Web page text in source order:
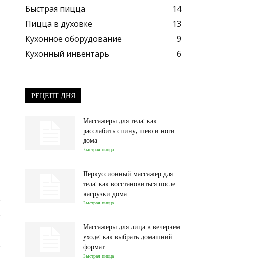
Быстрая пицца
14
Пицца в духовке
13
Кухонное оборудование
9
Кухонный инвентарь
6
РЕЦЕПТ ДНЯ
Массажеры для тела: как
расслабить спину, шею и ноги
дома
Быстрая пицца
Перкуссионный массажер для
тела: как восстановиться после
нагрузки дома
Быстрая пицца
Массажеры для лица в вечернем
уходе: как выбрать домашний
формат
Быстрая пицца